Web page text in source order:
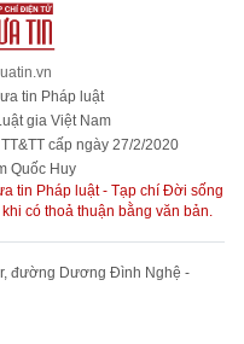
tin Pháp luật
gia Việt Nam
cấp ngày 27/2/2020
Quốc Huy
tin Pháp luật - Tạp chí Đời sống
có thoả thuận bằng văn bản.
đường Dương Đình Nghệ -